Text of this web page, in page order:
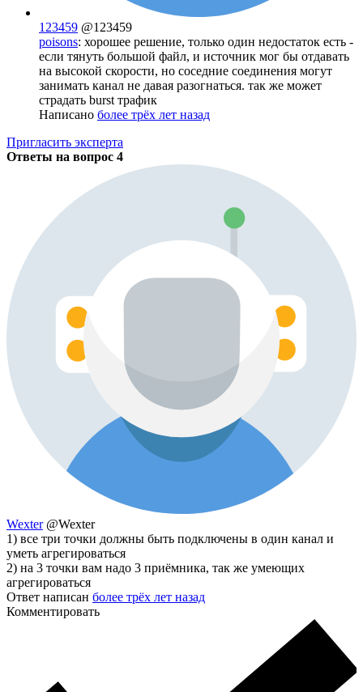
123459 @123459
poisons: хорошее решение, только один недостаток есть -
если тянуть большой файл, и источник мог бы отдавать
на высокой скорости, но соседние соединения могут
занимать канал не давая разогнаться. так же может
страдать burst трафик
Написано более трёх лет назад
Пригласить эксперта
Ответы на вопрос 4
Wexter @Wexter
1) все три точки должны быть подключены в один канал и
уметь агрегироваться
2) на 3 точки вам надо 3 приёмника, так же умеющих
агрегироваться
Ответ написан более трёх лет назад
Комментировать